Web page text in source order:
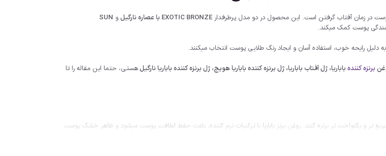
EXOTIC BRONZE با عصاره نارگیل و SUN
پوست کمک میکند.
دلیل رایحه خوب، استفاده آسان و ایجاد رنگ طلایی پوست انتخاب میکنند.
برنزه کننده باباریا، ژل آفتاب باباریا، ژل برنزه کننده باباریا هویج، ژل برنزه کننده باباریا نارگیلهستی، حتما این مقاله را تا
تر و یکنواخت تر برنزه کنند. روغن برنز باباریا با ترکیبات نرم کننده، باعث حفظ لطافت پوست میشود و ظاهر خشک پوست